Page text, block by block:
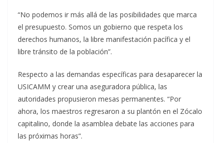
“No podemos ir más allá de las posibilidades que marca
el presupuesto. Somos un gobierno que respeta los
derechos humanos, la libre manifestación pacífica y el
libre tránsito de la población”.
Respecto a las demandas específicas para desaparecer la
USICAMM y crear una aseguradora pública, las
autoridades propusieron mesas permanentes. “Por
ahora, los maestros regresaron a su plantón en el Zócalo
capitalino, donde la asamblea debate las acciones para
las próximas horas”.